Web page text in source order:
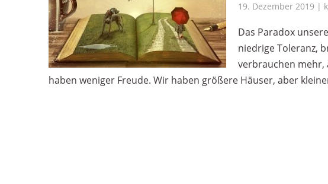
19. Dezember 2019 |
Das Paradox
niedrige Toleranz,
verbrauchen mehr,
haben weniger Freude. Wir haben größere Häuser, aber